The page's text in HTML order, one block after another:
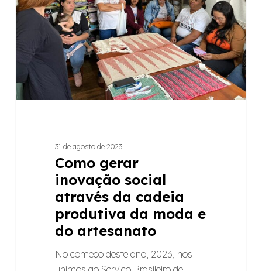
através
produtiva
moda
e
31 de agosto de 2023
Como gerar
inovação social
através da cadeia
produtiva da moda e
do artesanato
No começo deste ano, 2023, nos